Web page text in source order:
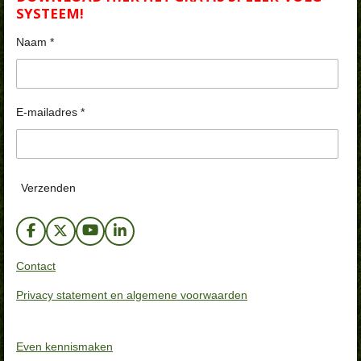
SYSTEEM!
Naam *
E-mailadres *
Verzenden
F
a
c
e
b
o
X
Y
o
b
L
i
d
Contact
Privacy statement en algemene voorwaarden
Even kennismaken